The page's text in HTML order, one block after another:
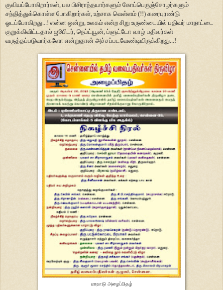
குவியப்போகிறார்கள், பல பிசிராந்தயார்களும் கோப்பெருஞ்சோழர்களும்
சந்தித்துக்கொள்ள போகிறார்கள், உற்சாக வெள்ளம் (!!) கரைபுரண்டு
ஓடப்போகிறது...! என்ன ஒன்று, உலகம் என்ற சிறு உருண்டையில் பதிவர் மாநாட்டை
குறுக்கிவிட்டதால் ஜூபிடர், நெப்ட்யூன், ப்ளுட்டோ வாழ் பதிவர்கள்
வருத்தப்படுவார்களோ என்றுதான் அச்சப்படவேண்டியிருக்கிறது...!
மாநாடு அழைப்பிதழ்